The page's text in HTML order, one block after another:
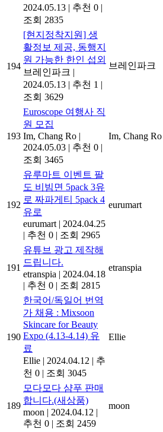
2024.05.13 | 추천 0 |
조회 2835
194
[현지정착지원] 생
활정보 제공, 동행지
원 가능한 한인 섭외
브레인파크 |
2024.05.13 | 추천 1 |
조회 3629
브레인파크
193
Euroscope 여행사 직
원 모집
Im, Chang Ro |
2024.05.03 | 추천 0 |
조회 3465
Im, Chang Ro
192
유루마트 이벤트 팔
도 비빔면 5pack 3유
로 짜파게티 5pack 4
유로
eurumart | 2024.04.25
| 추천 0 | 조회 2965
eurumart
191
유튜브 광고 제작해
드립니다.
etranspia | 2024.04.18
| 추천 0 | 조회 2815
etranspia
190
한국어/독일어 번역
가 채용 : Mixsoon
Skincare for Beauty
Expo (4.13-4.14) 유
료
Ellie | 2024.04.12 | 추
천 0 | 조회 3045
Ellie
189
모다모다 샴푸 판매
합니다.(새상품)
moon | 2024.04.12 |
추천 0 | 조회 2459
moon